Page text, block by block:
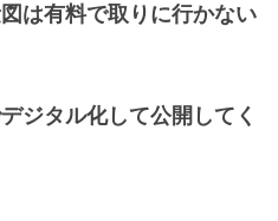
は有料で取りに行かない
ジタル化して公開してく